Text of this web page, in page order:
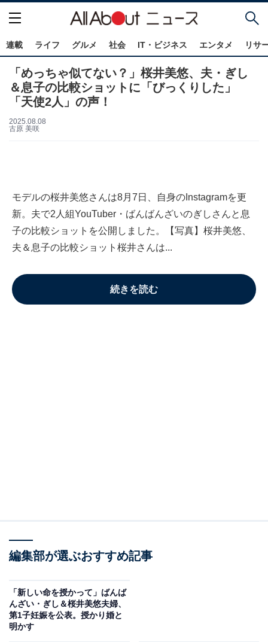
連載 ライフ グルメ 社会 IT・ビジネス エンタメ リサ
「めっちゃ似てない？」桜井美悠、夫・ぎし
＆息子の比較ショットに「びっくりした」
「天使2人」の声！
2025.08.08
古原 美咲
モデルの桜井美悠さんは8月7日、自身のInstagramを更
新。夫で2人組YouTuber・ばんばんざいのぎしさんと息
子の比較ショットを公開しました。【写真】桜井美悠、
夫＆息子の比較ショット桜井さんは...
続きを読む
編集部が選ぶおすすめ記事
「新しい命を授かって」ばんば
んざい・ぎし＆桜井美悠夫婦、
第1子妊娠を公表。授かり婚と
明かす